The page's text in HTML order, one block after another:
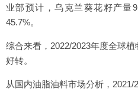
业部预计，乌克兰葵花籽产量
45.7%。
综合来看，2022/2023年度全球
好转。
从国内油脂油料市场分析，